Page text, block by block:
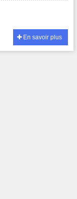
En savoir plus